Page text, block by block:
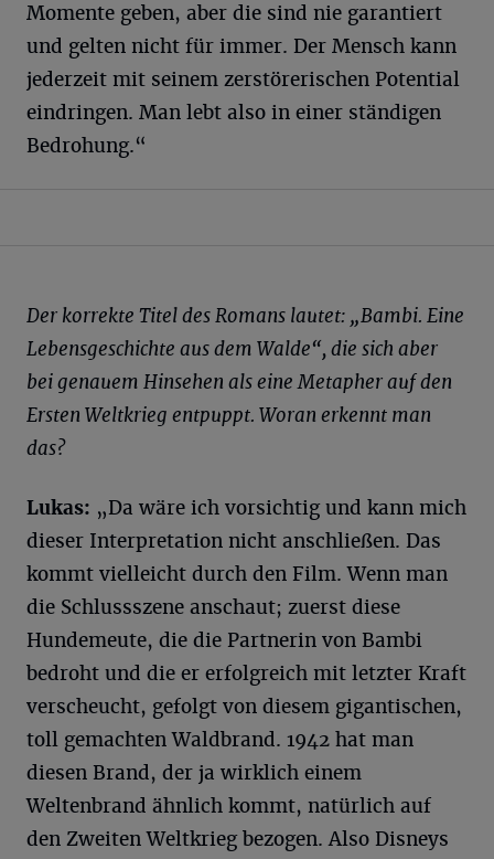
Momente geben, aber die sind nie garantiert
und gelten nicht für immer. Der Mensch kann
jederzeit mit seinem zerstörerischen Potential
eindringen. Man lebt also in einer ständigen
Bedrohung.“
Der korrekte Titel des Romans lautet: „Bambi. Eine
Lebensgeschichte aus dem Walde“, die sich aber
bei genauem Hinsehen als eine Metapher auf den
Ersten Weltkrieg entpuppt. Woran erkennt man
das?
Lukas: „Da wäre ich vorsichtig und kann mich
dieser Interpretation nicht anschließen. Das
kommt vielleicht durch den Film. Wenn man
die Schlussszene anschaut; zuerst diese
Hundemeute, die die Partnerin von Bambi
bedroht und die er erfolgreich mit letzter Kraft
verscheucht, gefolgt von diesem gigantischen,
toll gemachten Waldbrand. 1942 hat man
diesen Brand, der ja wirklich einem
Weltenbrand ähnlich kommt, natürlich auf
den Zweiten Weltkrieg bezogen. Also Disneys